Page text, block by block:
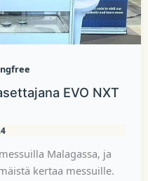
EVO NXT
Malagassa, ja
kertaa messuille.